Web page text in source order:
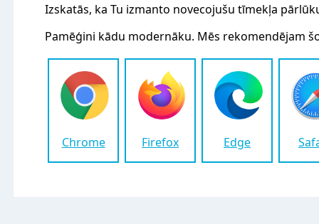
Izskatās, ka Tu izmanto novecojušu tīmekļa
Pamēģini kādu modernāku. Mēs rekomendējam
Chrome Firefox Edge